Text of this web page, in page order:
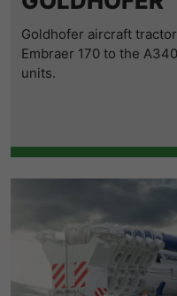
Goldhofer aircraft
Embraer 170 to the
units.